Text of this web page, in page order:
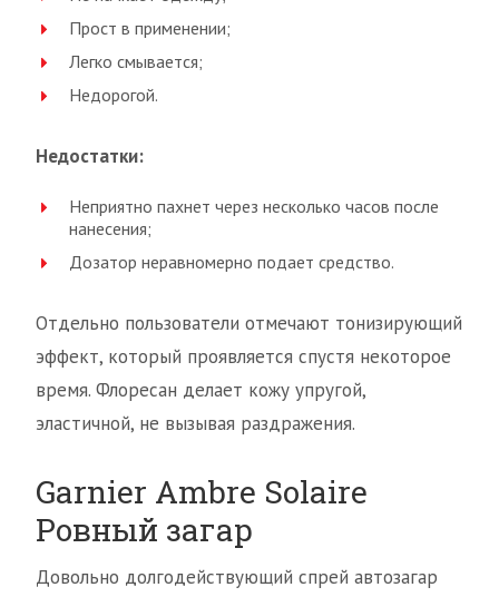
Прост в применении;
Легко смывается;
Недорогой.
Недостатки:
Неприятно пахнет через несколько часов после
нанесения;
Дозатор неравномерно подает средство.
Отдельно пользователи отмечают тонизирующий
эффект, который проявляется спустя некоторое
время. Флоресан делает кожу упругой,
эластичной, не вызывая раздражения.
Garnier Ambre Solaire
Ровный загар
Довольно долгодействующий спрей автозагар